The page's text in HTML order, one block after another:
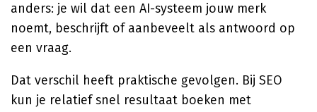
anders: je wil dat een AI-systeem jouw merk
noemt, beschrijft of aanbeveelt als antwoord op
een vraag.
Dat verschil heeft praktische gevolgen. Bij SEO
kun je relatief snel resultaat boeken met